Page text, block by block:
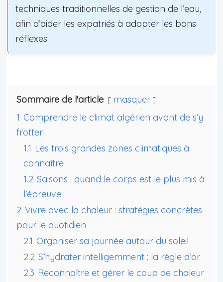
techniques traditionnelles de gestion de l’eau,
afin d’aider les expatriés à adopter les bons
réflexes.
Sommaire de l'article
masquer
1 Comprendre le climat algérien avant de s’y
frotter
1.1 Les trois grandes zones climatiques à
connaître
1.2 Saisons : quand le corps est le plus mis à
l’épreuve
2 Vivre avec la chaleur : stratégies concrètes
pour le quotidien
2.1 Organiser sa journée autour du soleil
2.2 S’hydrater intelligemment : la règle d’or
2.3 Reconnaître et gérer le coup de chaleur